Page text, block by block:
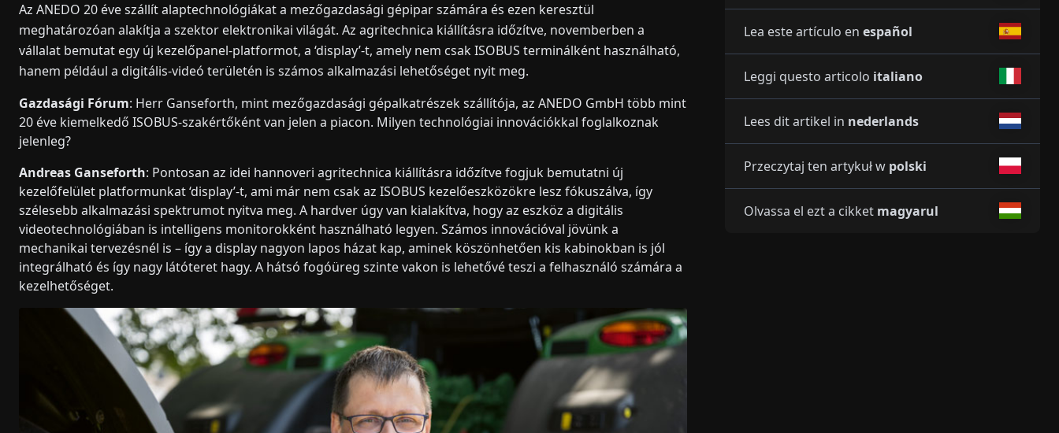
Az ANEDO 20 éve szállít alaptechnológiákat a mezőgazdasági gépipar számára és ezen keresztül
meghatározóan alakítja a szektor elektronikai világát. Az agritechnica kiállításra időzítve, novemberben a
vállalat bemutat egy új kezelőpanel-platformot, a ‘display’-t, amely nem csak ISOBUS terminálként használható,
hanem például a digitális-videó területén is számos alkalmazási lehetőséget nyit meg.
Gazdasági Fórum: Herr Ganseforth, mint mezőgazdasági gépalkatrészek szállítója, az ANEDO GmbH több mint
20 éve kiemelkedő ISOBUS-szakértőként van jelen a piacon. Milyen technológiai innovációkkal foglalkoznak
jelenleg?
Andreas Ganseforth: Pontosan az idei hannoveri agritechnica kiállításra időzítve fogjuk bemutatni új
kezelőfelület platformunkat ‘display’-t, ami már nem csak az ISOBUS kezelőeszközökre lesz fókuszálva, így
szélesebb alkalmazási spektrumot nyitva meg. A hardver úgy van kialakítva, hogy az eszköz a digitális
videotechnológiában is intelligens monitorokként használható legyen. Számos innovációval jövünk a
mechanikai tervezésnél is – így a display nagyon lapos házat kap, aminek köszönhetően kis kabinokban is jól
integrálható és így nagy látóteret hagy. A hátsó fogóüreg szinte vakon is lehetővé teszi a felhasználó számára a
kezelhetőséget.
Lea este artículo en español
Leggi questo articolo italiano
Lees dit artikel in nederlands
Przeczytaj ten artykuł w polski
Olvassa el ezt a cikket magyarul